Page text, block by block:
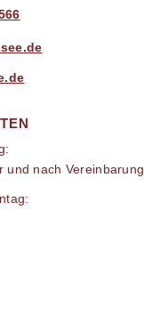
und nach Vereinbarung